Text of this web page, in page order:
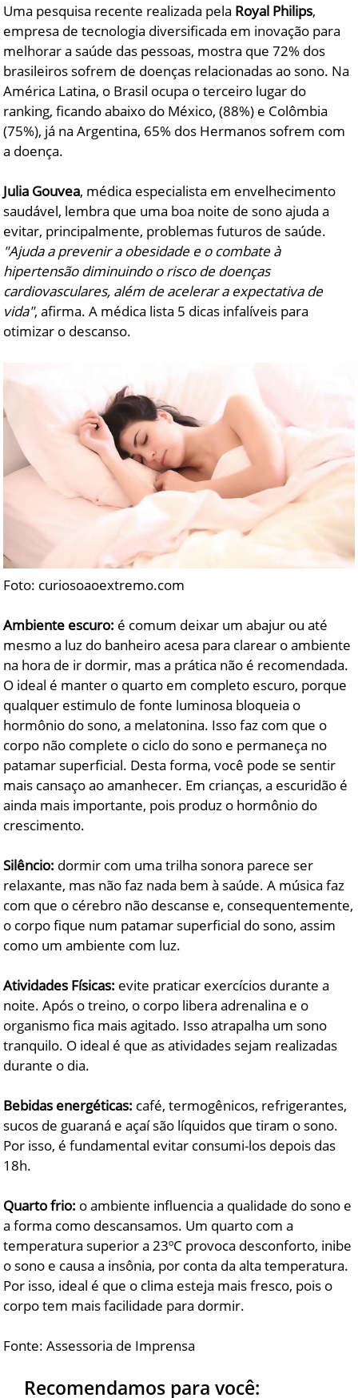
Uma pesquisa recente realizada pela Royal Philips,
empresa de tecnologia diversificada em inovação para
melhorar a saúde das pessoas, mostra que 72% dos
brasileiros sofrem de doenças relacionadas ao sono. Na
América Latina, o Brasil ocupa o terceiro lugar do
ranking, ficando abaixo do México, (88%) e Colômbia
(75%), já na Argentina, 65% dos Hermanos sofrem com
a doença.
Julia Gouvea, médica especialista em envelhecimento
saudável, lembra que uma boa noite de sono ajuda a
evitar, principalmente, problemas futuros de saúde.
"Ajuda a prevenir a obesidade e o combate à
hipertensão diminuindo o risco de doenças
cardiovasculares, além de acelerar a expectativa de
vida", afirma. A médica lista 5 dicas infalíveis para
otimizar o descanso.
Foto: curiosoaoextremo.com
Ambiente escuro: é comum deixar um abajur ou até
mesmo a luz do banheiro acesa para clarear o ambiente
na hora de ir dormir, mas a prática não é recomendada.
O ideal é manter o quarto em completo escuro, porque
qualquer estimulo de fonte luminosa bloqueia o
hormônio do sono, a melatonina. Isso faz com que o
corpo não complete o ciclo do sono e permaneça no
patamar superficial. Desta forma, você pode se sentir
mais cansaço ao amanhecer. Em crianças, a escuridão é
ainda mais importante, pois produz o hormônio do
crescimento.
Silêncio: dormir com uma trilha sonora parece ser
relaxante, mas não faz nada bem à saúde. A música faz
com que o cérebro não descanse e, consequentemente,
o corpo fique num patamar superficial do sono, assim
como um ambiente com luz.
Atividades Físicas: evite praticar exercícios durante a
noite. Após o treino, o corpo libera adrenalina e o
organismo fica mais agitado. Isso atrapalha um sono
tranquilo. O ideal é que as atividades sejam realizadas
durante o dia.
Bebidas energéticas: café, termogênicos, refrigerantes,
sucos de guaraná e açaí são líquidos que tiram o sono.
Por isso, é fundamental evitar consumi-los depois das
18h.
Quarto frio: o ambiente influencia a qualidade do sono e
a forma como descansamos. Um quarto com a
temperatura superior a 23ºC provoca desconforto, inibe
o sono e causa a insônia, por conta da alta temperatura.
Por isso, ideal é que o clima esteja mais fresco, pois o
corpo tem mais facilidade para dormir.
Fonte: Assessoria de Imprensa
Recomendamos para você: